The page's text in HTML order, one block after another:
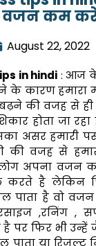
वजन कम
August 22, 2022
in hindi : आज के
के कारण हमारा
की वजह से ही
होता जा
असर हमारी
की वजह से
लोग अपना
करते है लेकिन
पाता है वो
,रनिंग ,
पर फिर भी उन्हें
पाता या रिजल्ट